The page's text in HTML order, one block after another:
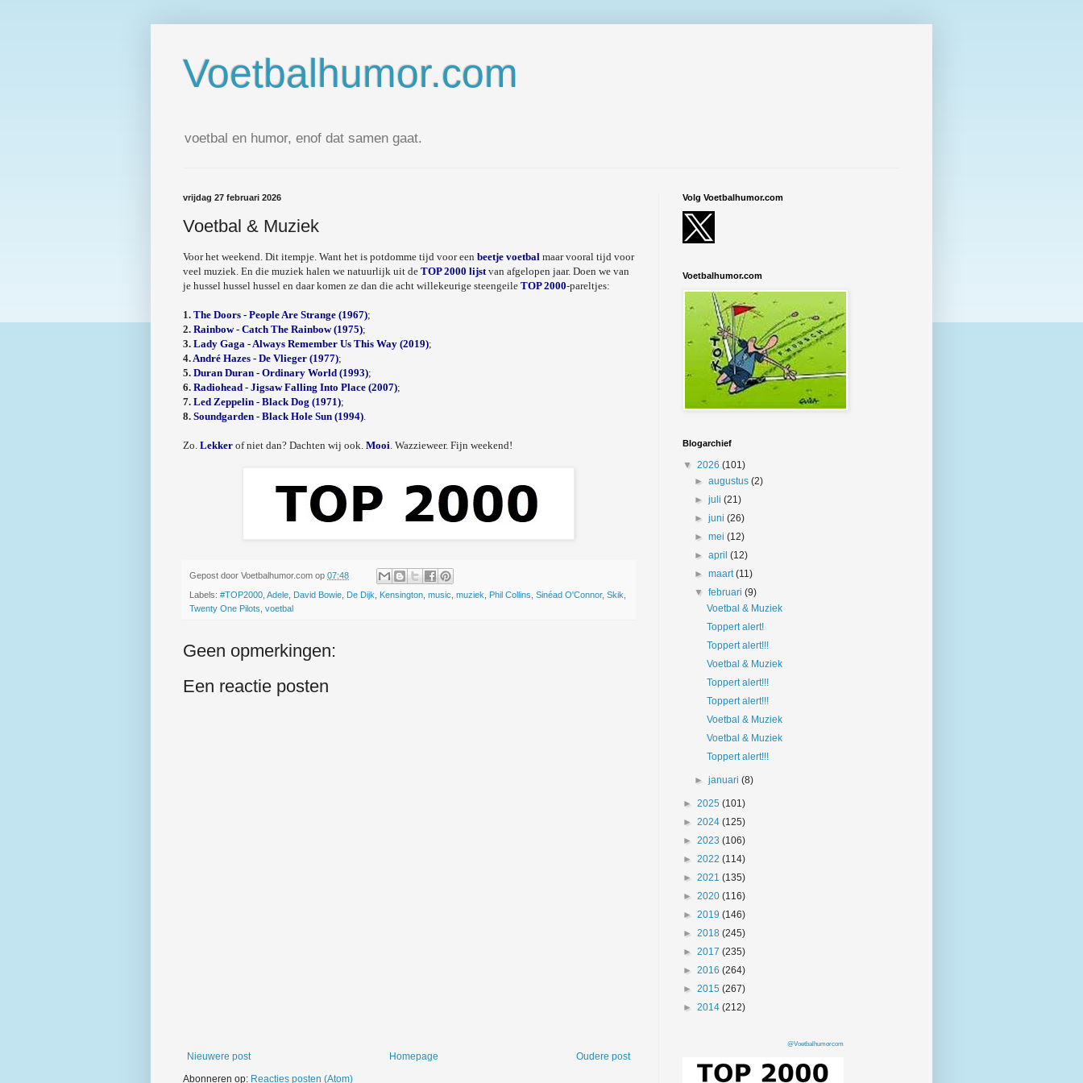
Voetbalhumor.com
voetbal en humor, enof dat samen gaat.
vrijdag 27 februari 2026
Voetbal & Muziek
Voor het weekend. Dit itempje. Want het is potdomme tijd voor een beetje voetbal maar vooral tijd voor
veel muziek. En die muziek halen we natuurlijk uit de TOP 2000 lijstvan afgelopen jaar. Doen we van
je hussel hussel hussel en daar komen ze dan die acht willekeurige steengeile TOP 2000-pareltjes:
1. The Doors - People Are Strange (1967);
2. Rainbow - Catch The Rainbow (1975);
3. Lady Gaga - Always Remember Us This Way (2019);
4.André Hazes - De Vlieger (1977);
5. Duran Duran - Ordinary World (1993);
6. Radiohead - Jigsaw Falling Into Place (2007);
7. Led Zeppelin - Black Dog (1971);
8. Soundgarden - Black Hole Sun (1994).
Zo. Lekker of niet dan? Dachten wij ook. Mooi. Wazzieweer. Fijn weekend!
Gepost door Voetbalhumor.com op 07:48
Labels: #TOP2000, Adele, David Bowie, De Dijk, Kensington, music, muziek, Phil Collins, Sinéad O'Connor, Skik,
Twenty One Pilots, voetbal
Geen opmerkingen:
Een reactie posten
Nieuwere post Oudere post
Homepage
Abonneren op: Reacties posten (Atom)
Volg Voetbalhumor.com
Voetbalhumor.com
Blogarchief
▼ 2026 (101)
►augustus(2)
►juli(21)
►juni(26)
►mei(12)
►april(12)
►maart(11)
▼februari(9)
Voetbal & Muziek
Toppert alert!
Toppert alert!!!
Voetbal & Muziek
Toppert alert!!!
Toppert alert!!!
Voetbal & Muziek
Voetbal & Muziek
Toppert alert!!!
►januari(8)
► 2025 (101)
► 2024 (125)
► 2023 (106)
► 2022 (114)
► 2021 (135)
► 2020 (116)
► 2019 (146)
► 2018 (245)
► 2017 (235)
► 2016 (264)
► 2015 (267)
► 2014 (212)
@Voetbalhumorcom